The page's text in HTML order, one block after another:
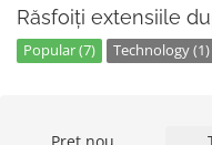
Răsfoiți extensiile
Popular (7) Technology (1)